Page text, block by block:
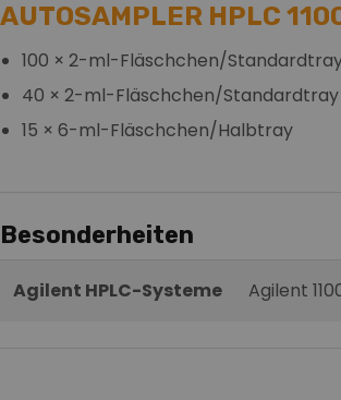
AUTOSAMPLER HPLC
100 × 2-ml-Fläschchen/
40 × 2-ml-Fläschchen/Standardtray
15 × 6-ml-Fläschchen/Halbtray
Besonderheiten
Agilent HPLC-Systeme Agilent